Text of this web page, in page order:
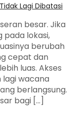
besar. Jika
pada lokasi,
berubah
cepat dan
luas. Akses
lagi wacana
berlangsung.
bagi […]